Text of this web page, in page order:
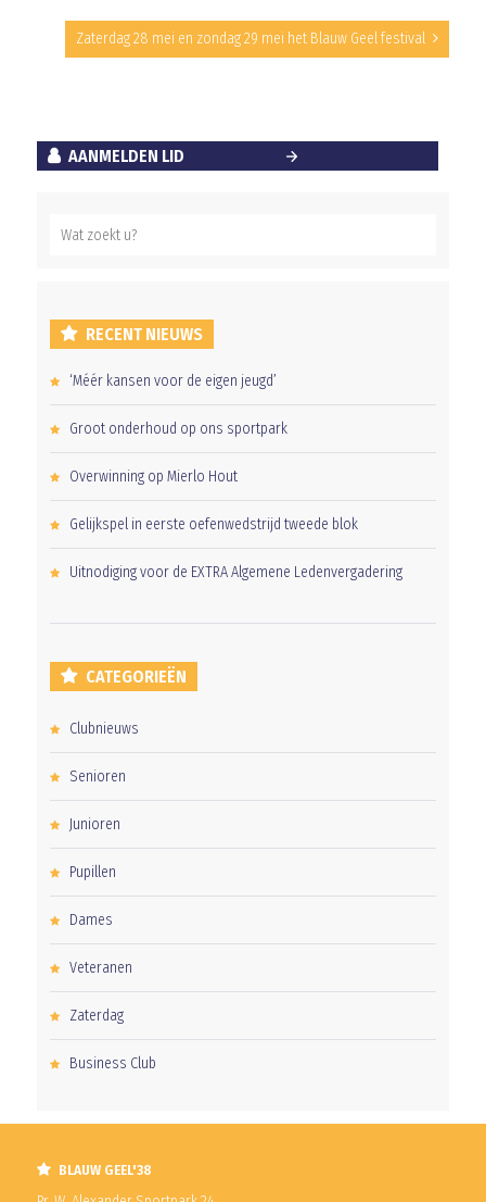
Zaterdag 28 mei en zondag 29 mei het Blauw Geel festival
AANMELDEN LID
RECENT NIEUWS
‘Méér kansen voor de eigen jeugd’
Groot onderhoud op ons sportpark
Overwinning op Mierlo Hout
Gelijkspel in eerste oefenwedstrijd tweede blok
Uitnodiging voor de EXTRA Algemene Ledenvergadering
CATEGORIEËN
Clubnieuws
Senioren
Junioren
Pupillen
Dames
Veteranen
Zaterdag
Business Club
BLAUW GEEL'38